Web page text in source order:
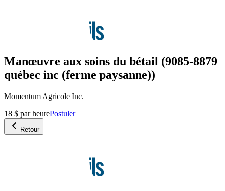
Manœuvre aux soins du bétail (9085-8879
québec inc (ferme paysanne))
Momentum Agricole Inc.
18 $ par heurePostuler
Retour